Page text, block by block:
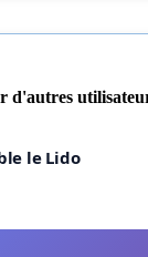
d'autres
le Lido